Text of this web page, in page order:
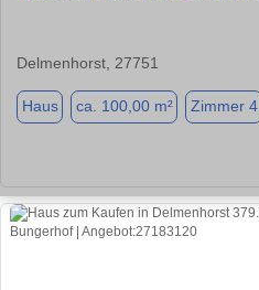
Delmenhorst, 27751
Haus ca. 100,00 m² Zimmer 4